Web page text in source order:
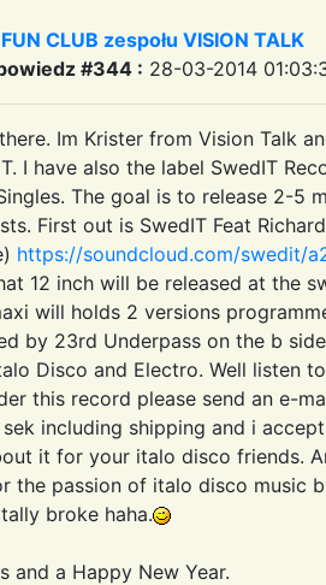
CLUB zespołu VISION TALK
#344 : 28-03-2014
Im Krister from Vision Talk
I have also the label SwedIT
The goal is to release 2-5
First out is SwedIT Feat
https://soundcloud.com/swedit/
12 inch will be released at the
will holds 2 versions
by 23rd Underpass on the b
Disco and Electro. Well listen
this record please send an e-
sek including shipping and i
it for your italo disco friends.
the passion of italo disco music
broke haha.
and a Happy New Year.